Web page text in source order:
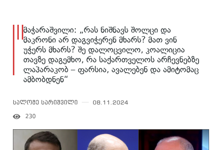
მაჭარაშვილი: „რას ნიშნავს შოლცი და
მაკრონი არ დაგვიჭერენ მხარს? მათ ვინ
უჭერს მხარს? შე დალოცვილო, კოალიცია
თავზე დაგემხო, რა საქართველოს არჩევნებზე
ლაპარაკობ – ფარსია, ავალებენ და ამიტომაც
ამბობდნენ“
სალომე სარიშვილი 08.11.2024
230